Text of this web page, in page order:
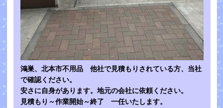
鴻巣、北本市不用品 他社で見積もりされている方、当社
で確認ください。
安さに自身があります。地元の会社に依頼ください。
見積もり～作業開始～終了 一任いたします。